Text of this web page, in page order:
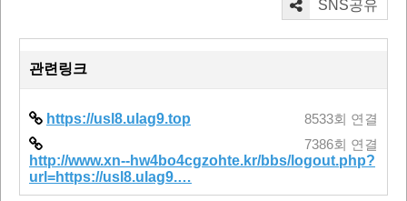
SNS공유
관련링크
https://usl8.ulag9.top 8533회 연결
http://www.xn--hw4bo4cgzohte.kr/bbs/logout.php?
url=https://usl8.ulag9.…
7386회 연결